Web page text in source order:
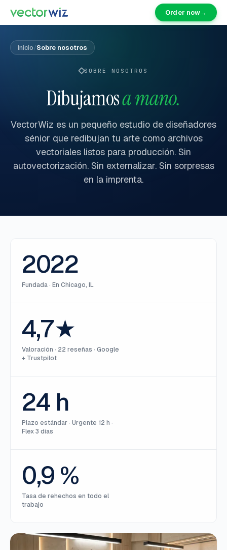
Order now→
Inicio/Sobre nosotros
SOBRE NOSOTROS
Dibujamosa mano.
VectorWiz es un pequeño estudio de diseñadores
sénior que redibujan tu arte como archivos
vectoriales listos para producción. Sin
autovectorización. Sin externalizar. Sin sorpresas
en la imprenta.
2022
Fundada· En Chicago, IL
4,7★
Valoración · 22 reseñas · Google
+ Trustpilot
24 h
Plazo estándar· Urgente 12 h ·
Flex 3 días
0,9 %
Tasa de rehechos en todo el
trabajo